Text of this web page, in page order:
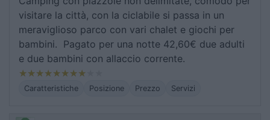
visitare la città, con la ciclabile si passa in un
meraviglioso parco con vari chalet e giochi per
bambini. Pagato per una notte 42,60€ due adulti
e due bambini con allaccio corrente.
Caratteristiche Posizione Prezzo Servizi